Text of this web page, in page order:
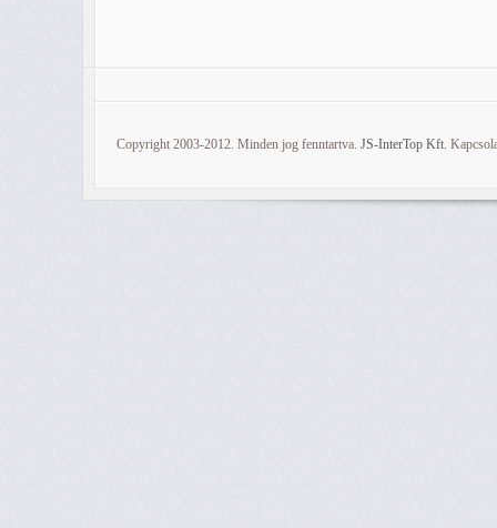
Copyright 2003-2012. Minden jog fenntartva. JS-InterTop Kft.